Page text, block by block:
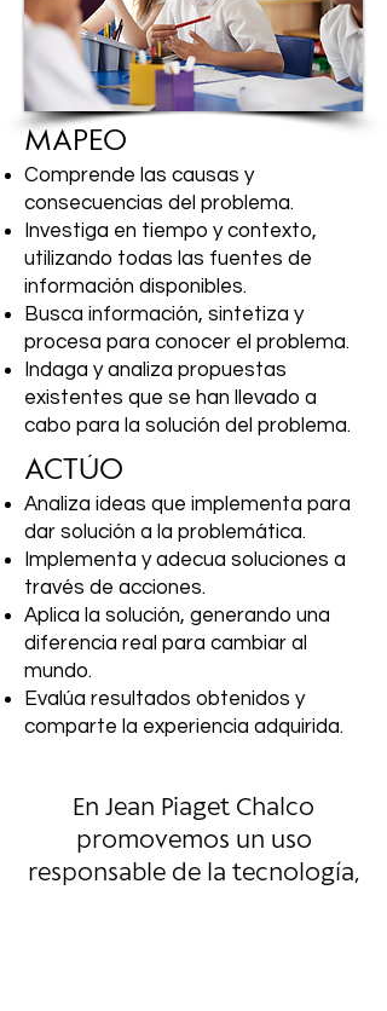
MAPEO
Comprende las causas y
consecuencias del problema.
Investiga en tiempo y contexto,
utilizando todas las fuentes de
información disponibles.
Busca información, sintetiza y
procesa para conocer el problema.
Indaga y analiza propuestas
existentes que se han llevado a
cabo para la solución del problema.
ACTÚO
Analiza ideas que implementa para
dar solución a la problemática.
Implementa y adecua soluciones a
través de acciones.
Aplica la solución, generando una
diferencia real para cambiar al
mundo.
Evalúa resultados obtenidos y
comparte la experiencia adquirida.
En Jean Piaget Chalco
promovemos un uso
responsable de la tecnología,